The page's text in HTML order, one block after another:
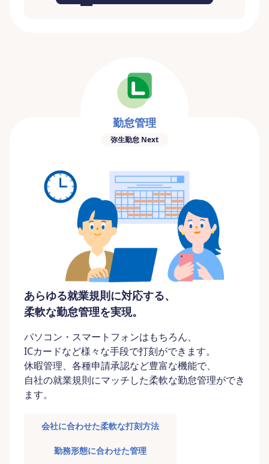
勤怠管理
弥生勤怠 Next
あらゆる就業規則に対応する、
柔軟な勤怠管理を実現。
パソコン・スマートフォンはもちろん、
ICカードなど様々な手段で打刻ができます。
休暇管理、各種申請承認など豊富な機能で、
自社の就業規則にマッチした柔軟な勤怠管理ができ
ます。
会社に合わせた柔軟な打刻方法
勤務形態に合わせた管理